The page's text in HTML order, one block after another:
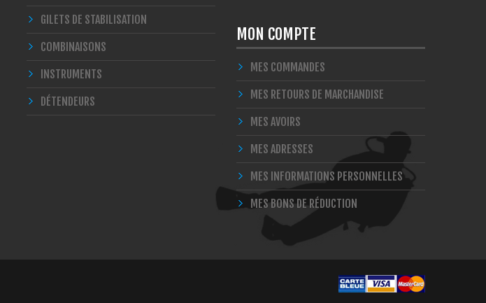
GILETS DE STABILISATION
COMBINAISONS
INSTRUMENTS
DÉTENDEURS
MON COMPTE
MES COMMANDES
MES RETOURS DE MARCHANDISE
MES AVOIRS
MES ADRESSES
MES INFORMATIONS PERSONNELLES
MES BONS DE RÉDUCTION